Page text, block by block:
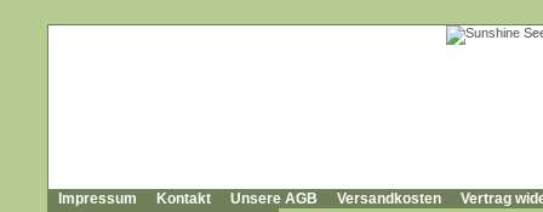
Impressum Kontakt Unsere AGB Versandkosten Vertrag